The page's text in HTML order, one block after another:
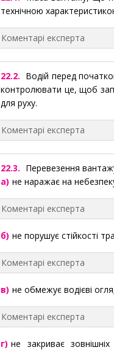
технічною
Коментарі експерта
22.2. Водій перед
контролювати це, щоб
для руху.
Коментарі експерта
22.3. Перевезення
а) не наражає на
Коментарі експерта
б) не порушує стійкості
Коментарі експерта
в) не обмежує водієві
Коментарі експерта
г) не закриває